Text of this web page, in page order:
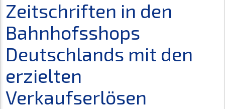
Zeitschriften in den
Bahnhofsshops
Deutschlands mit den
erzielten
Verkaufserlösen